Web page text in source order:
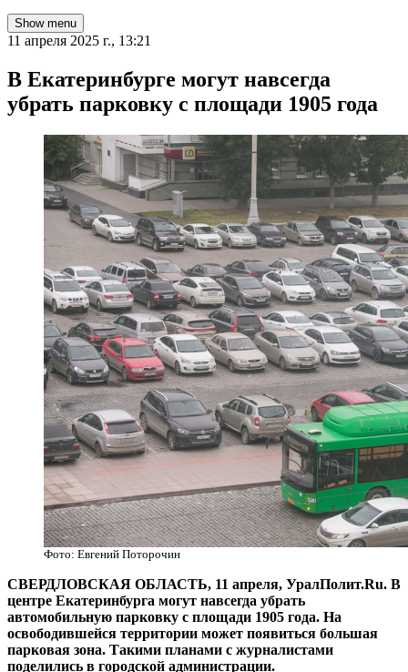
Show menu
11 апреля 2025 г., 13:21
В Екатеринбурге могут навсегда
убрать парковку с площади 1905 года
Фото: Евгений Поторочин
СВЕРДЛОВСКАЯ ОБЛАСТЬ, 11 апреля, УралПолит.Ru. В
центре Екатеринбурга могут навсегда убрать
автомобильную парковку с площади 1905 года. На
освободившейся территории может появиться большая
парковая зона. Такими планами с журналистами
поделились в городской администрации.